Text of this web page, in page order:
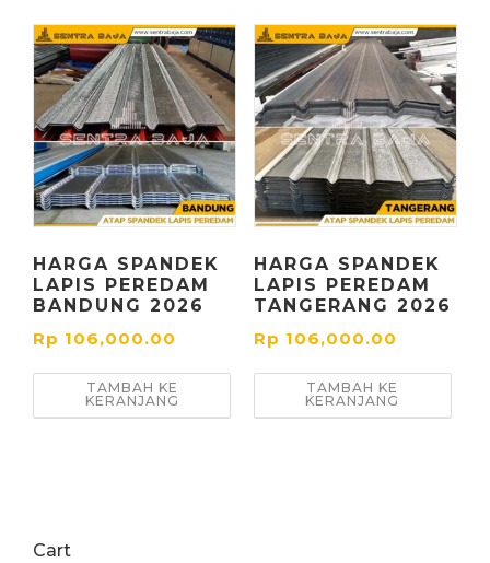
HARGA SPANDEK
LAPIS PEREDAM
BANDUNG 2026
Rp 106,000.00
TAMBAH KE
KERANJANG
HARGA SPANDEK
LAPIS PEREDAM
TANGERANG 2026
Rp 106,000.00
TAMBAH KE
KERANJANG
Cart